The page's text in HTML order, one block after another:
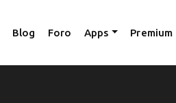
Blog Foro Apps Premium